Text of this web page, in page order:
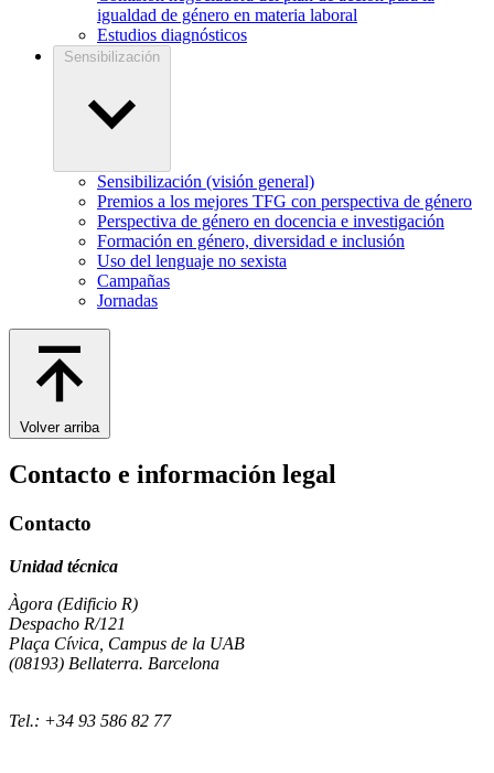
igualdad de género en materia laboral
Estudios diagnósticos
Sensibilización
Sensibilización (visión general)
Premios a los mejores TFG con perspectiva de género
Perspectiva de género en docencia e investigación
Formación en género, diversidad e inclusión
Uso del lenguaje no sexista
Campañas
Jornadas
Volver arriba
Contacto e información legal
Contacto
Unidad técnica
Àgora (Edificio R)
Despacho R/121
Plaça Cívica, Campus de la UAB
(08193) Bellaterra. Barcelona
Tel.: +34 93 586 82 77